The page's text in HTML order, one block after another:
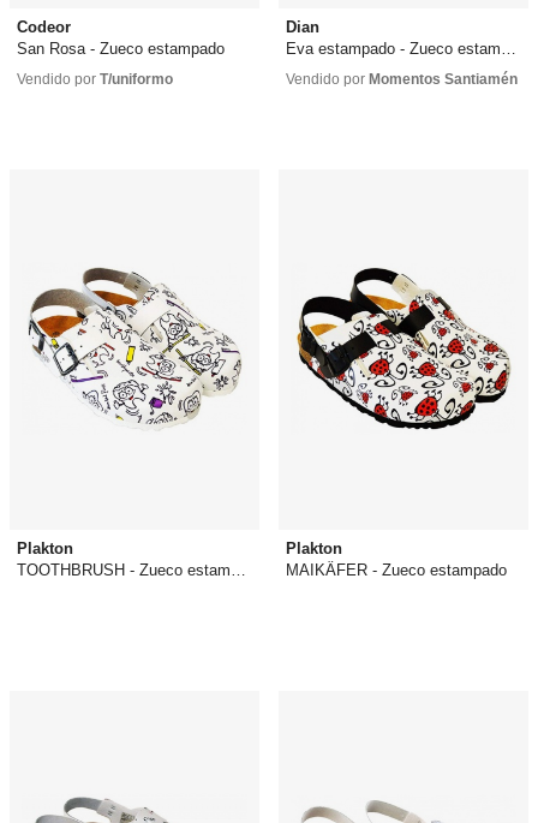
Codeor
San Rosa - Zueco estampado
42,00 €
desde 39,00 €
Vendido porT/uniformo
Dian
Eva estampado - Zueco estampado
25,65 €
desde 29,10 €
Vendido por Momentos Santiamén
Plakton
TOOTHBRUSH - Zueco estampado
Plakton
MAIKÄFER - Zueco estampado